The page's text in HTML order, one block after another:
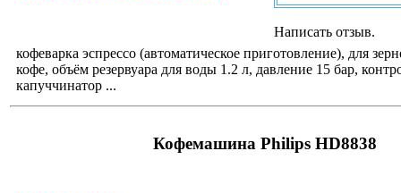
Написать отзыв.
кофеварка эспрессо (автоматическое приготовление), для
кофе, объём резервуара для воды 1.2 л, давление 15 бар,
капуччинатор ...
Кофемашина Philips HD8838